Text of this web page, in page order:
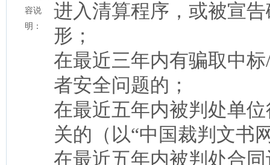
容说
明：
进入清算程序，或被宣
形；
在最近三年内有骗取中
者安全问题的；
在最近五年内被判处单
关的（以“中国裁判文书
在最近五年内被判处合